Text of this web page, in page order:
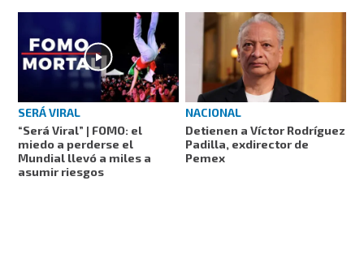
SERÁ VIRAL
“Será Viral” | FOMO: el
miedo a perderse el
Mundial llevó a miles a
asumir riesgos
NACIONAL
Detienen a Víctor Rodríguez
Padilla, exdirector de
Pemex